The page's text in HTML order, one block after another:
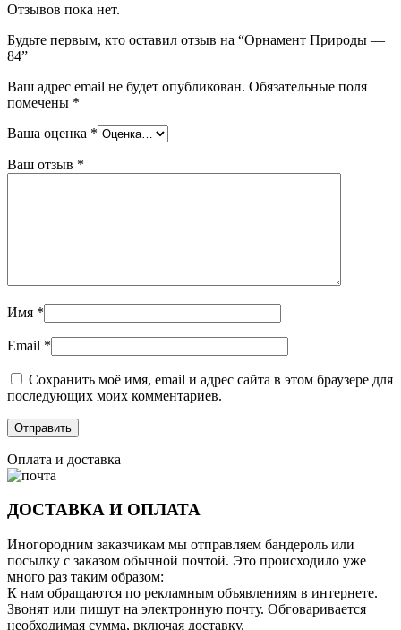
Отзывов пока нет.
Будьте первым, кто оставил отзыв на “Орнамент Природы —
84”
Ваш адрес email не будет опубликован. Обязательные поля
помечены *
Ваша оценка *
Ваш отзыв *
Имя *
Email *
Сохранить моё имя, email и адрес сайта в этом браузере для
последующих моих комментариев.
Оплата и доставка
ДОСТАВКА И ОПЛАТА
Иногородним заказчикам мы отправляем бандероль или
посылку с заказом обычной почтой. Это происходило уже
много раз таким образом:
К нам обращаются по рекламным объявлениям в интернете.
Звонят или пишут на электронную почту. Обговаривается
необходимая сумма, включая доставку.